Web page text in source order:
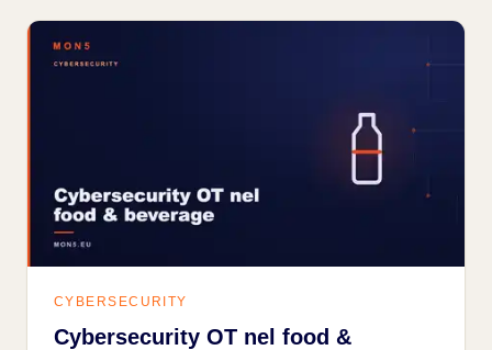
CYBERSECURITY
Cybersecurity OT nel food &